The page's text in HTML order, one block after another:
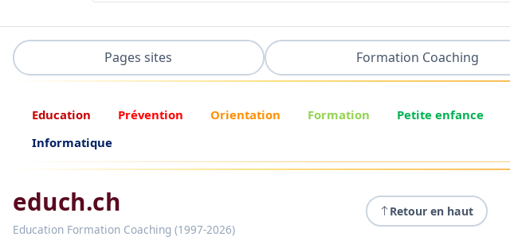
Pages sites Formation Coaching
Education Prévention Orientation Formation Petite enfance
Informatique
educh.ch
Education Formation Coaching (1997-2026)
Retour en haut